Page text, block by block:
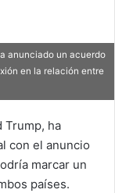
anunciado un acuerdo
en la relación entre
Trump, ha
con el anuncio
marcar un
países.